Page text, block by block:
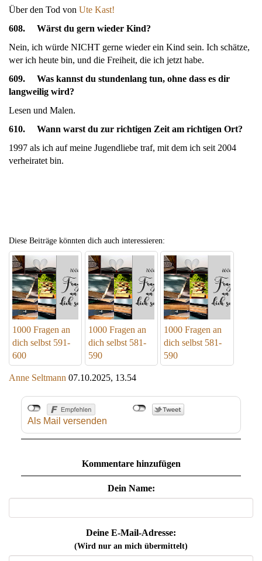
Über den Tod von Ute Kast!
608. Wärst du gern wieder Kind?
Nein, ich würde NICHT gerne wieder ein Kind sein. Ich schätze,
wer ich heute bin, und die Freiheit, die ich jetzt habe.
609. Was kannst du stundenlang tun, ohne dass es dir
langweilig wird?
Lesen und Malen.
610. Wann warst du zur richtigen Zeit am richtigen Ort?
1997 als ich auf meine Jugendliebe traf, mit dem ich seit 2004
verheiratet bin.
Diese Beiträge könnten dich auch interessieren:
1000 Fragen an
dich selbst 591-
600
1000 Fragen an
dich selbst 581-
590
1000 Fragen an
dich selbst 581-
590
Anne Seltmann 07.10.2025, 13.54
Als Mail versenden
Kommentare hinzufügen
Dein Name:
Deine E-Mail-Adresse:
(Wird nur an mich übermittelt)